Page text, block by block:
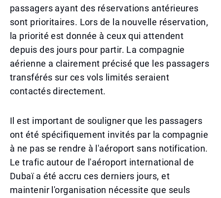
passagers ayant des réservations antérieures
sont prioritaires. Lors de la nouvelle réservation,
la priorité est donnée à ceux qui attendent
depuis des jours pour partir. La compagnie
aérienne a clairement précisé que les passagers
transférés sur ces vols limités seraient
contactés directement.
Il est important de souligner que les passagers
ont été spécifiquement invités par la compagnie
à ne pas se rendre à l'aéroport sans notification.
Le trafic autour de l'aéroport international de
Dubaï a été accru ces derniers jours, et
maintenir l'organisation nécessite que seuls